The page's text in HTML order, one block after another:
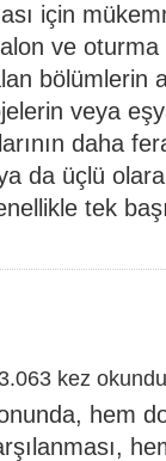
için
ve oturma
bölümlerin
veya
daha
da üçlü
tek
kez
hem